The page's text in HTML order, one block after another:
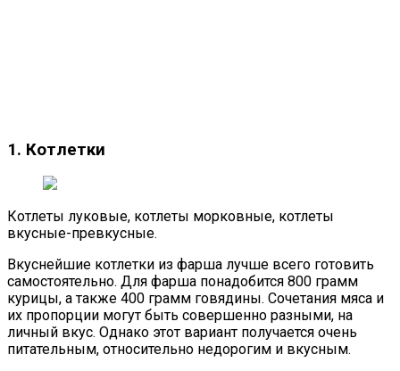
1. Котлетки
Котлеты луковые, котлеты морковные, котлеты
вкусные-превкусные.
Вкуснейшие котлетки из фарша лучше всего готовить
самостоятельно. Для фарша понадобится 800 грамм
курицы, а также 400 грамм говядины. Сочетания мяса и
их пропорции могут быть совершенно разными, на
личный вкус. Однако этот вариант получается очень
питательным, относительно недорогим и вкусным.